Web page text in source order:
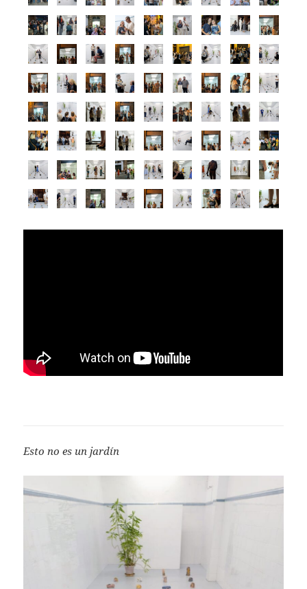
Esto no es un jardín